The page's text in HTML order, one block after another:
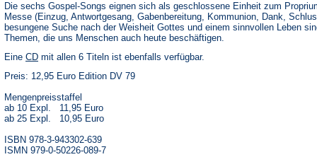
Die sechs Gospel-Songs eignen sich als geschlossene Einheit zum
Messe (Einzug, Antwortgesang, Gabenbereitung, Kommunion, Dank,
besungene Suche nach der Weisheit Gottes und einem sinnvollen Leben
Themen, die uns Menschen auch heute beschäftigen.
Eine CD(Öffnet
einem
Tab)
mit allen 6 Titeln ist ebenfalls verfügbar.
Preis: 12,95 Euro Edition DV 79
Mengenpreisstaffel
ab 10 Expl. 11,95 Euro
ab 25 Expl. 10,95 Euro
ISBN 978-3-943302-639
ISMN 979-0-50226-089-7